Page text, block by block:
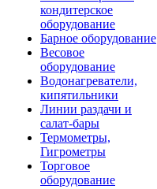
кондитерское
оборудование
Барное оборудование
Весовое
оборудование
Водонагреватели,
кипятильники
Линии раздачи и
салат-бары
Термометры,
Гигрометры
Торговое
оборудование